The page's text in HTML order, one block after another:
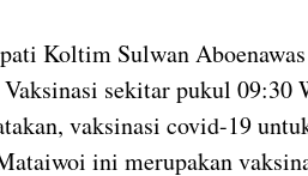
Koltim Sulwan
sekitar pukul 09:30
vaksinasi covid-19
ini merupakan